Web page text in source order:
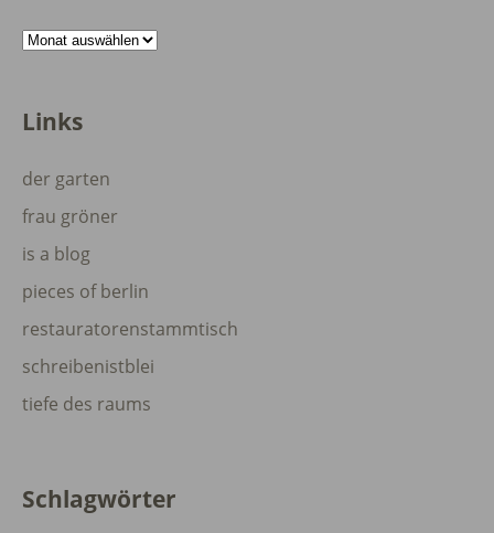
Archiv
Links
der garten
frau gröner
is a blog
pieces of berlin
restauratorenstammtisch
schreibenistblei
tiefe des raums
Schlagwörter